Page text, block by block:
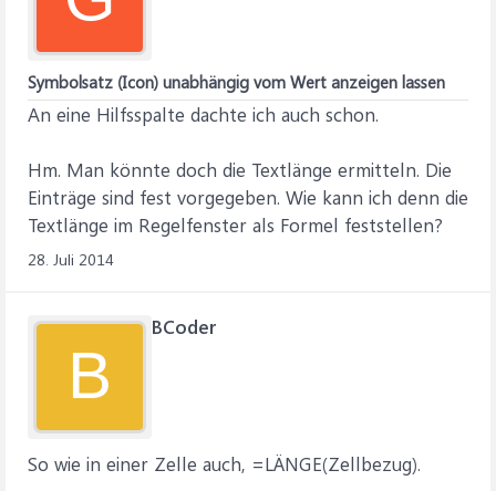
Symbolsatz (Icon) unabhängig vom Wert anzeigen lassen
An eine Hilfsspalte dachte ich auch schon.
Hm. Man könnte doch die Textlänge ermitteln. Die
Einträge sind fest vorgegeben. Wie kann ich denn die
Textlänge im Regelfenster als Formel feststellen?
28. Juli 2014
B
BCoder
So wie in einer Zelle auch, =LÄNGE(Zellbezug).